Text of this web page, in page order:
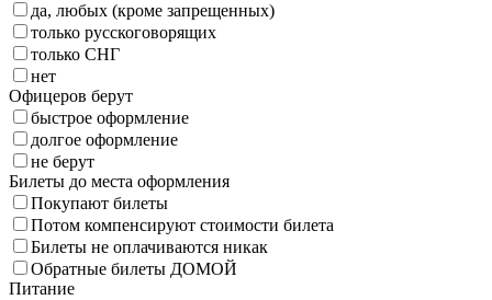
да, любых (кроме запрещенных)
только русскоговорящих
только СНГ
нет
Офицеров берут
быстрое оформление
долгое оформление
не берут
Билеты до места оформления
Покупают билеты
Потом компенсируют стоимости билета
Билеты не оплачиваются никак
Обратные билеты ДОМОЙ
Питание